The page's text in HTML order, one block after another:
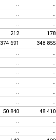
.. ..
.. ..
.. ..
212 178
374 691 348 855
.. ..
.. ..
.. ..
.. ..
.. ..
.. ..
50 840 48 410
.. ..
.. ..